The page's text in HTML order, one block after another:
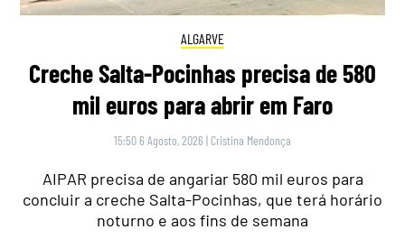
ALGARVE
Creche Salta-Pocinhas precisa de 580
mil euros para abrir em Faro
15:50 6 Agosto, 2026 | Cristina Mendonça
AIPAR precisa de angariar 580 mil euros para
concluir a creche Salta-Pocinhas, que terá horário
noturno e aos fins de semana